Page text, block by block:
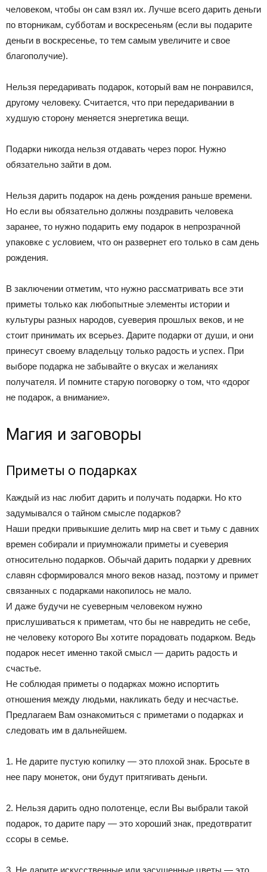
человеком, чтобы он сам взял их. Лучше всего дарить деньги
по вторникам, субботам и воскресеньям (если вы подарите
деньги в воскресенье, то тем самым увеличите и свое
благополучие).
Нельзя передаривать подарок, который вам не понравился,
другому человеку. Считается, что при передаривании в
худшую сторону меняется энергетика вещи.
Подарки никогда нельзя отдавать через порог. Нужно
обязательно зайти в дом.
Нельзя дарить подарок на день рождения раньше времени.
Но если вы обязательно должны поздравить человека
заранее, то нужно подарить ему подарок в непрозрачной
упаковке с условием, что он развернет его только в сам день
рождения.
В заключении отметим, что нужно рассматривать все эти
приметы только как любопытные элементы истории и
культуры разных народов, суеверия прошлых веков, и не
стоит принимать их всерьез. Дарите подарки от души, и они
принесут своему владельцу только радость и успех. При
выборе подарка не забывайте о вкусах и желаниях
получателя. И помните старую поговорку о том, что «дорог
не подарок, а внимание».
Магия и заговоры
Приметы о подарках
Каждый из нас любит дарить и получать подарки. Но кто
задумывался о тайном смысле подарков?
Наши предки привыкшие делить мир на свет и тьму с давних
времен собирали и приумножали приметы и суеверия
относительно подарков. Обычай дарить подарки у древних
славян сформировался много веков назад, поэтому и примет
связанных с подарками накопилось не мало.
И даже будучи не суеверным человеком нужно
прислушиваться к приметам, что бы не навредить не себе,
не человеку которого Вы хотите порадовать подарком. Ведь
подарок несет именно такой смысл — дарить радость и
счастье.
Не соблюдая приметы о подарках можно испортить
отношения между людьми, накликать беду и несчастье.
Предлагаем Вам ознакомиться с приметами о подарках и
следовать им в дальнейшем.
1. Не дарите пустую копилку — это плохой знак. Бросьте в
нее пару монеток, они будут притягивать деньги.
2. Нельзя дарить одно полотенце, если Вы выбрали такой
подарок, то дарите пару — это хороший знак, предотвратит
ссоры в семье.